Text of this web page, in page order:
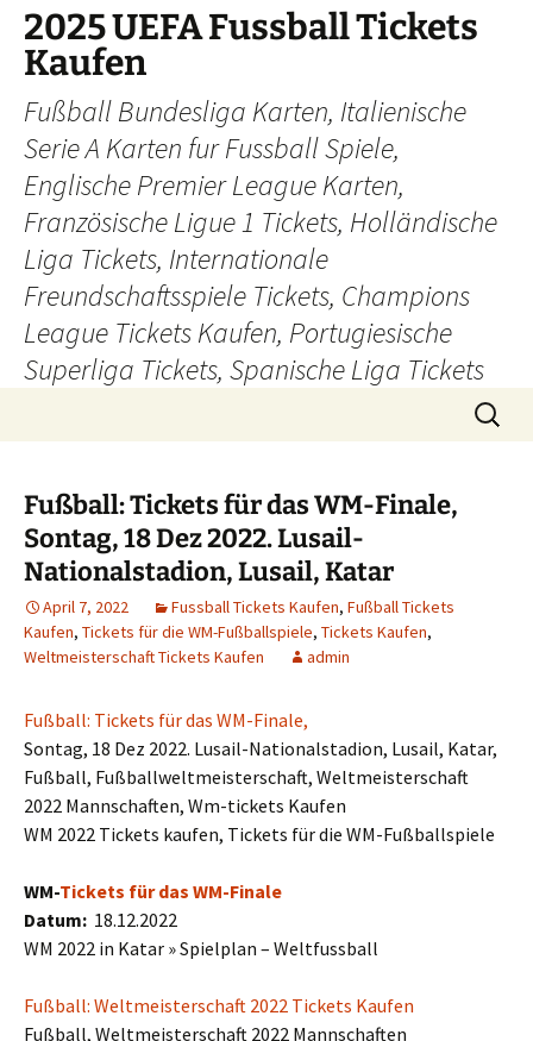
Skip
content
2025 UEFA Fussball Tickets
Kaufen
Fußball Bundesliga Karten, Italienische
Serie A Karten fur Fussball Spiele,
Englische Premier League Karten,
Französische Ligue 1 Tickets, Holländische
Liga Tickets, Internationale
Freundschaftsspiele Tickets, Champions
League Tickets Kaufen, Portugiesische
Superliga Tickets, Spanische Liga Tickets
Search
for:
Fußball: Tickets für das WM-Finale,
Sontag, 18 Dez 2022. Lusail-
Nationalstadion, Lusail, Katar
April 7, 2022 Fussball Tickets Kaufen, Fußball Tickets
Kaufen, Tickets für die WM-Fußballspiele, Tickets Kaufen,
Weltmeisterschaft Tickets Kaufen
admin
Fußball: Tickets für das WM-Finale,
Sontag, 18 Dez 2022. Lusail-Nationalstadion, Lusail, Katar,
Fußball, Fußballweltmeisterschaft, Weltmeisterschaft
2022 Mannschaften, Wm-tickets Kaufen
WM 2022 Tickets kaufen, Tickets für die WM-Fußballspiele
WM-Tickets für das WM-Finale
Datum: 18.12.2022
WM 2022 in Katar » Spielplan – Weltfussball
Fußball: Weltmeisterschaft 2022 Tickets Kaufen
Fußball, Weltmeisterschaft 2022 Mannschaften